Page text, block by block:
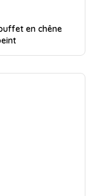
en chêne